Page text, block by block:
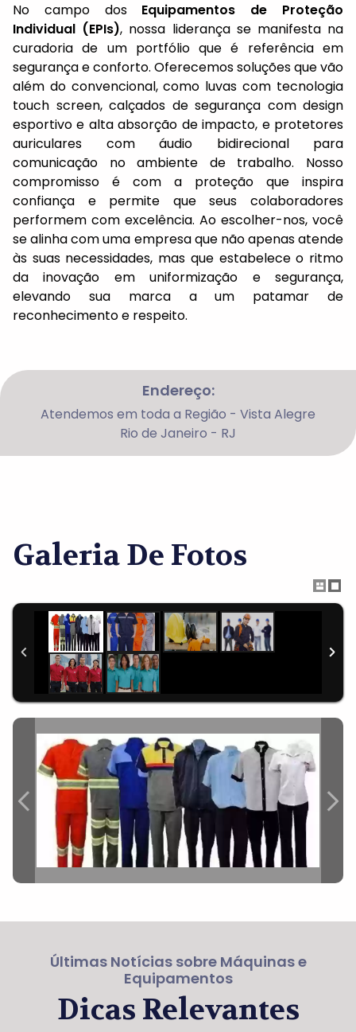
No campo dos Equipamentos de Proteção
Individual (EPIs), nossa liderança se manifesta na
curadoria de um portfólio que é referência em
segurança e conforto. Oferecemos soluções que vão
além do convencional, como luvas com tecnologia
touch screen, calçados de segurança com design
esportivo e alta absorção de impacto, e protetores
auriculares com áudio bidirecional para
comunicação no ambiente de trabalho. Nosso
compromisso é com a proteção que inspira
confiança e permite que seus colaboradores
performem com excelência. Ao escolher-nos, você
se alinha com uma empresa que não apenas atende
às suas necessidades, mas que estabelece o ritmo
da inovação em uniformização e segurança,
elevando sua marca a um patamar de
reconhecimento e respeito.
Endereço:
Atendemos em toda a Região - Vista Alegre
Rio de Janeiro - RJ
Galeria De Fotos
Últimas Notícias sobre Máquinas e
Equipamentos
Dicas Relevantes